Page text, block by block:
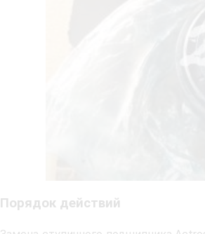
Порядок действий